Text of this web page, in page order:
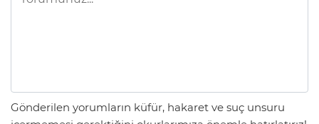
Gönderilen yorumların küfür, hakaret ve suç unsuru